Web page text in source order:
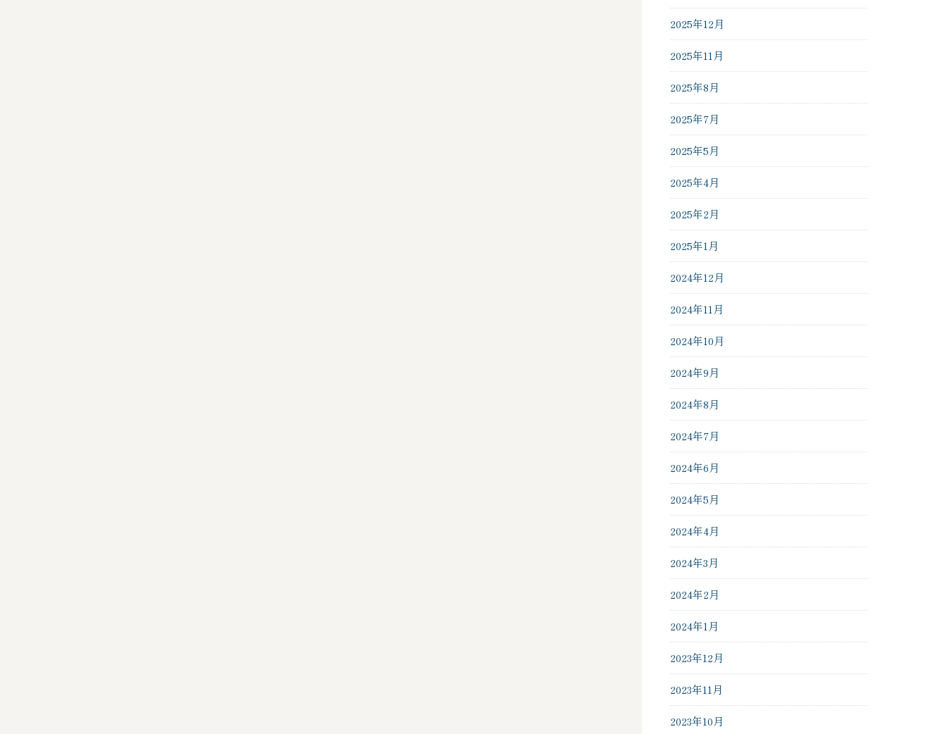
2025年12月
2025年11月
2025年8月
2025年7月
2025年5月
2025年4月
2025年2月
2025年1月
2024年12月
2024年11月
2024年10月
2024年9月
2024年8月
2024年7月
2024年6月
2024年5月
2024年4月
2024年3月
2024年2月
2024年1月
2023年12月
2023年11月
2023年10月